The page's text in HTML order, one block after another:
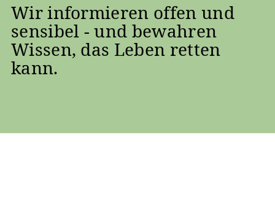
Wir informieren offen und
sensibel - und bewahren
Wissen, das Leben retten
kann.